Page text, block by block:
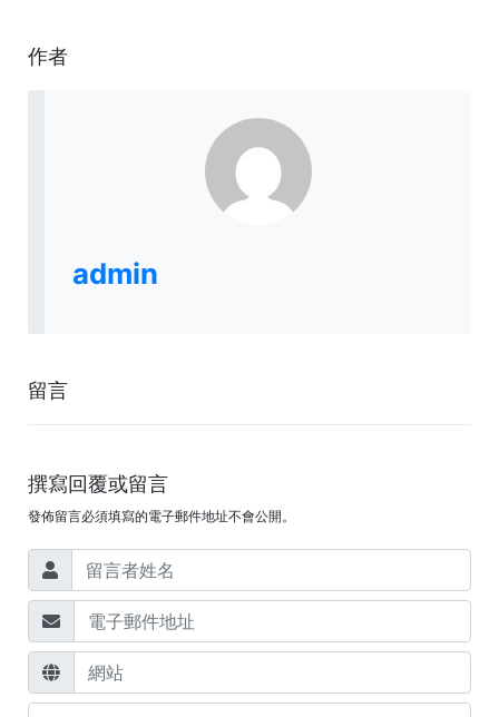
作者
admin
留言
撰寫回覆或留言
發佈留言必須填寫的電子郵件地址不會公開。